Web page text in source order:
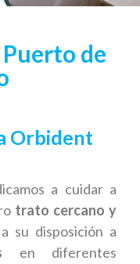
de
Orbident
a cuidar a
trato cercano y
su disposición a
en diferentes